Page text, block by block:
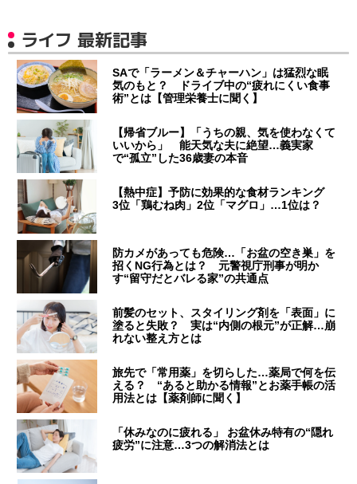
ライフ 最新記事
SAで「ラーメン＆チャーハン」は猛烈な眠
気のもと？ ドライブ中の“疲れにくい食事
術”とは【管理栄養士に聞く】
【帰省ブルー】「うちの親、気を使わなくて
いいから」 能天気な夫に絶望…義実家
で“孤立”した36歳妻の本音
【熱中症】予防に効果的な食材ランキング
3位「鶏むね肉」2位「マグロ」…1位は？
防カメがあっても危険…「お盆の空き巣」を
招くNG行為とは？ 元警視庁刑事が明か
す“留守だとバレる家”の共通点
前髪のセット、スタイリング剤を「表面」に
塗ると失敗？ 実は“内側の根元”が正解…崩
れない整え方とは
旅先で「常用薬」を切らした…薬局で何を伝
える？ “あると助かる情報”とお薬手帳の活
用法とは【薬剤師に聞く】
「休みなのに疲れる」 お盆休み特有の“隠れ
疲労”に注意…3つの解消法とは